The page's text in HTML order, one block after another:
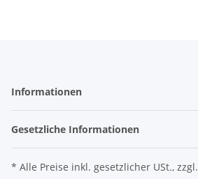
Informationen
Gesetzliche Informationen
* Alle Preise inkl. gesetzlicher USt., zzgl.